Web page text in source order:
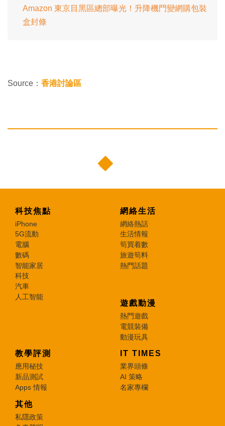
Amazon 東京目黑區總部曝光！升降機門變網購包裝
盒封條
Source： 香港討論區
科技焦點
iPhone
5G流動
電腦
數碼
智能家居
科技
汽車
人工智能
網絡生活
網絡熱話
生活情報
筍買着數
旅遊筍料
熱門話題
遊戲動漫
熱門遊戲
電競裝備
動漫玩具
教學評測
應用秘技
新品測試
Apps 情報
IT TIMES
業界頭條
AI 策略
名家專欄
其他
私隱政策